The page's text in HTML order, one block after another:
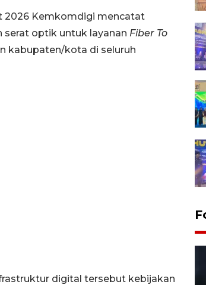
2026 Kemkomdigi mencatat
serat optik untuk layanan Fiber To
kabupaten/kota di seluruh
digital tersebut kebijakan